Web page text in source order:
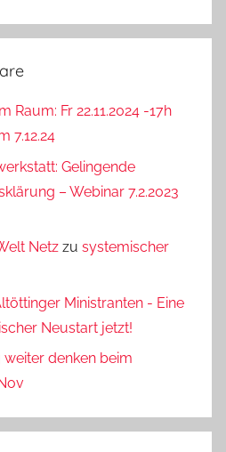
Raum: Fr 22.11.2024 -17h
7.12.24
Gelingende
– Webinar 7.2.2023
Netz zu systemischer
Ministranten - Eine
Neustart jetzt!
denken beim